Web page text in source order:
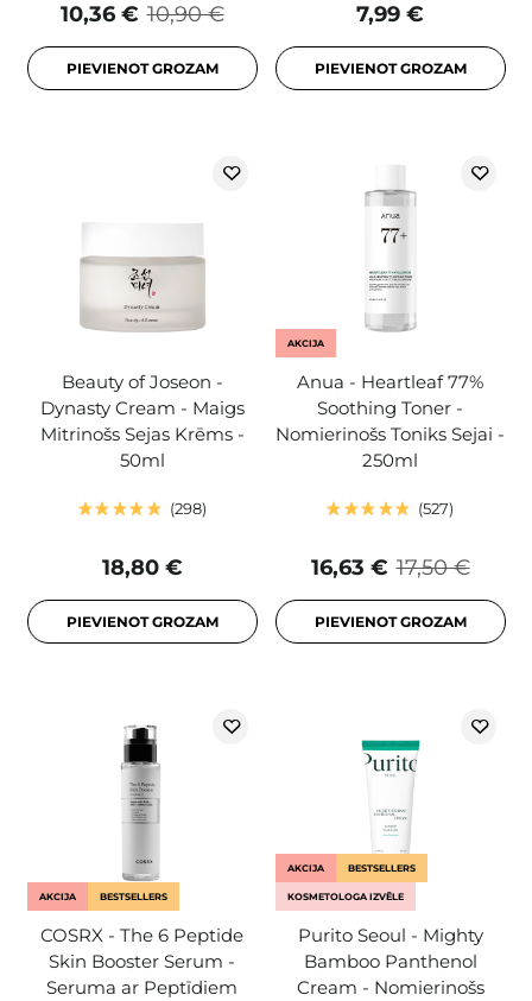
10,90 €
10,36 €
PIEVIENOT GROZAM
7,99 €
PIEVIENOT GROZAM
Beauty of Joseon -
Dynasty Cream - Maigs
Mitrinošs Sejas Krēms -
50ml
298
18,80 €
PIEVIENOT GROZAM
AKCIJA
Anua - Heartleaf 77%
Soothing Toner -
Nomierinošs Toniks Sejai -
250ml
527
17,50 €
16,63 €
PIEVIENOT GROZAM
AKCIJA BESTSELLERS
COSRX - The 6 Peptide
Skin Booster Serum -
Seruma ar Peptīdiem
AKCIJA BESTSELLERS
KOSMETOLOGA IZVĒLE
Purito Seoul - Mighty
Bamboo Panthenol
Cream - Nomierinošs